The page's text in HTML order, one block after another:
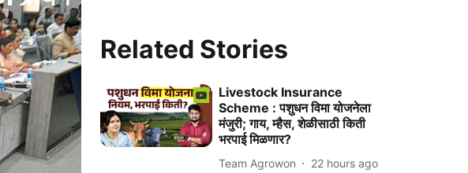
Related Stories
Livestock Insurance
Scheme : पशुधन विमा योजनेला
मंजुरी; गाय, म्हैस, शेळीसाठी किती
भरपाई मिळणार?
Team Agrowon 22 hours ago